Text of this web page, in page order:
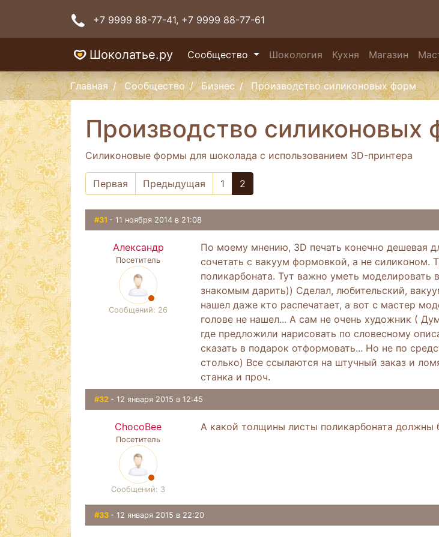
+7 9999 88-77-41, +7 9999 88-77-61
Шоколатье.ру Сообщество Шокология Кухня Магазин
Главная Сообщество Бизнес Производство силиконовых форм
Производство силиконовых
Силиконовые формы для шоколада с использованием 3D-принтера
Первая Предыдущая 1 2
#31 - 11 ноября 2014 в 21:08
Александр
Посетитель
Сообщений: 26
По моему мнению, 3D печать конечно дешевая
сочетать с вакуум формовкой, а не силиконом.
поликарбоната. Тут важно уметь моделировать
знакомым дарить)) Сделал, любительский,
нашел даже кто распечатает, а вот с мастер
голове не нашел... А сам не очень художник (
где предложили нарисовать по словесному
сказать в подарок отформовать... Но не по
столько) Все ссылаются на штучный заказ и
станка и проч.
#32 - 12 января 2015 в 12:45
ChocoBee
Посетитель
Сообщений: 3
А какой толщины листы поликарбоната должны
#33 - 12 января 2015 в 22:20